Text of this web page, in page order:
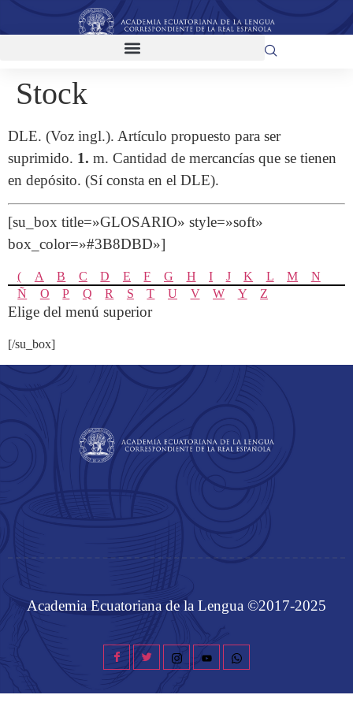
Stock
DLE. (Voz ingl.). Artículo propuesto para ser
suprimido. 1. m. Cantidad de mercancías que se tienen
en depósito. (Sí consta en el DLE).
[su_box title=»GLOSARIO» style=»soft»
box_color=»#3B8DBD»]
( A B C D E F G H I J K L M
N
Ñ
O P Q R S T U V W Y Z
Elige del menú superior
[/su_box]
Academia Ecuatoriana de la Lengua ©2017-2025